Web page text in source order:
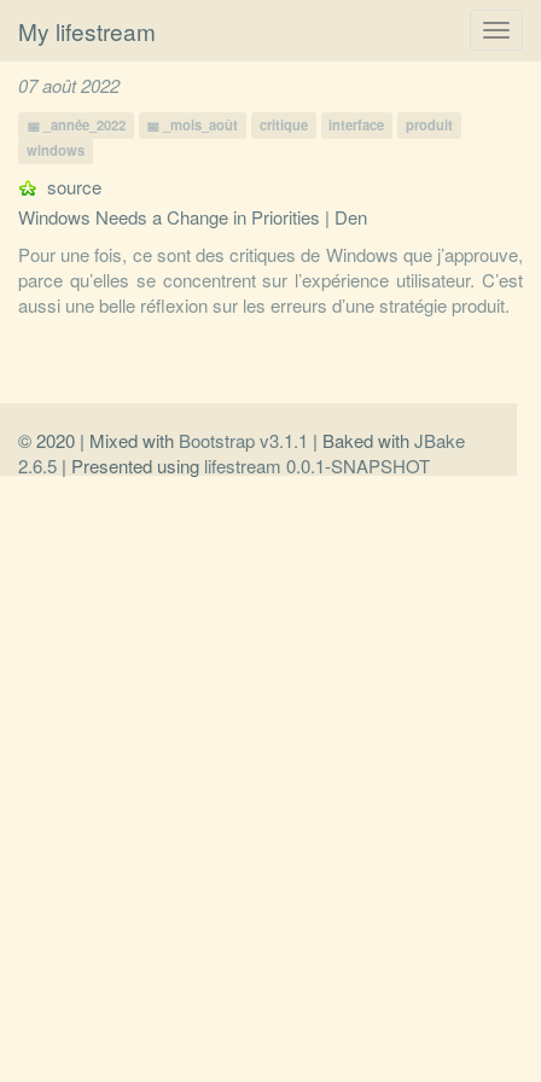
My lifestream
07 août 2022
_année_2022 _mois_août critique interface
produit
windows
source
Windows Needs a Change in Priorities | Den
Pour une fois, ce sont des critiques de Windows que j’approuve,
parce qu’elles se concentrent sur l’expérience utilisateur. C’est
aussi une belle réflexion sur les erreurs d’une stratégie produit.
© 2020 | Mixed with Bootstrap v3.1.1 | Baked withJBake
2.6.5 | Presented using lifestream 0.0.1-SNAPSHOT